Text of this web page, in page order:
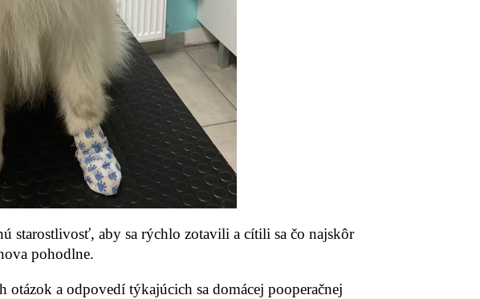
starostlivosť, aby sa rýchlo zotavili a cítili sa čo najskôr
pohodlne.
otázok a odpovedí týkajúcich sa domácej pooperačnej